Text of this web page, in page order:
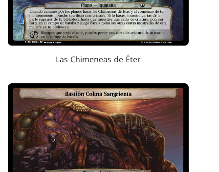
Las Chimeneas de Éter